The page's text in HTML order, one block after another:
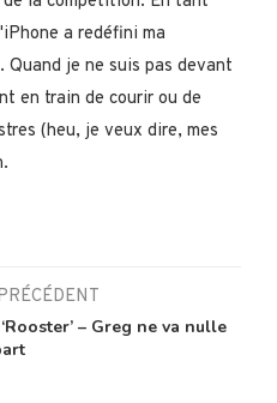
a redéfini ma
je ne suis pas devant
en train de courir ou de
(heu, je veux dire, mes
– Greg ne va nulle